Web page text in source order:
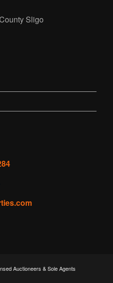
Sligo
Auctioneers & Sole Agents